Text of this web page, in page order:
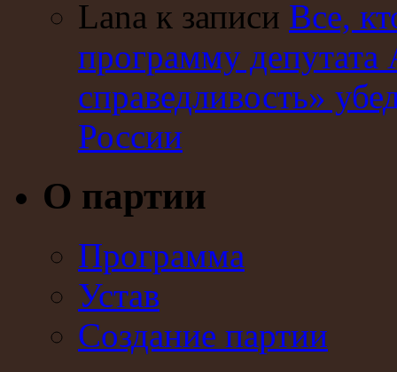
Lana к записи Все,
программу
справедливость»
России
О партии
Программа
Устав
Создание партии